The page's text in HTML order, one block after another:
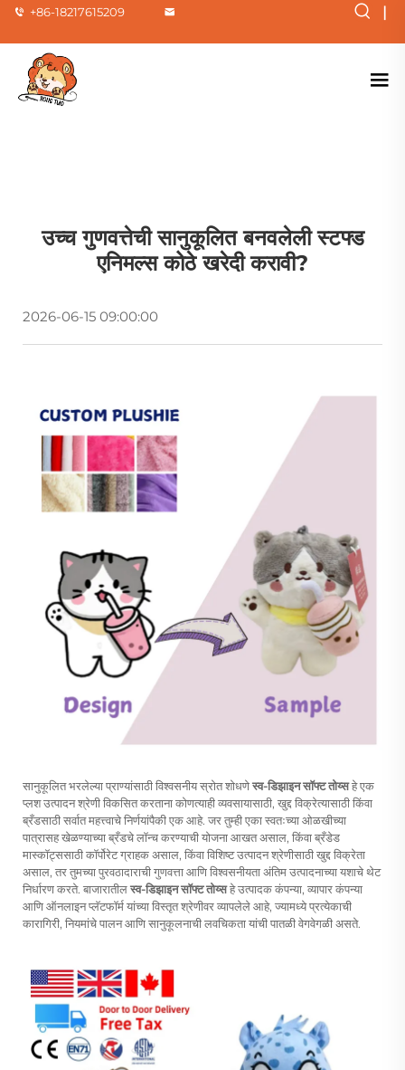
+86-18217615209 |
उच्च गुणवत्तेची सानुकूलित बनवलेली स्टफ्ड
एनिमल्स कोठे खरेदी करावी?
2026-06-15 09:00:00
सानुकूलित भरलेल्या प्राण्यांसाठी विश्वसनीय स्रोत शोधणेस्व-डिझाइन सॉफ्ट तोय्सहे एक
प्लश उत्पादन श्रेणी विकसित करताना कोणत्याही व्यवसायासाठी, खुद्द विक्रेत्यासाठी किंवा
ब्रँडसाठी सर्वात महत्त्वाचे निर्णयांपैकी एक आहे. जर तुम्ही एका स्वतःच्या ओळखीच्या
पात्रासह खेळण्याच्या ब्रँडचे लॉन्च करण्याची योजना आखत असाल, किंवा ब्रँडेड
मास्कॉट्ससाठी कॉर्पोरेट ग्राहक असाल, किंवा विशिष्ट उत्पादन श्रेणीसाठी खुद्द विक्रेता
असाल, तर तुमच्या पुरवठादाराची गुणवत्ता आणि विश्वसनीयता अंतिम उत्पादनाच्या यशाचे थेट
निर्धारण करते. बाजारातीलस्व-डिझाइन सॉफ्ट तोय्सहे उत्पादक कंपन्या, व्यापार कंपन्या
आणि ऑनलाइन प्लॅटफॉर्म यांच्या विस्तृत श्रेणीवर व्यापलेले आहे, ज्यामध्ये प्रत्येकाची
कारागिरी, नियमांचे पालन आणि सानुकूलनाची लवचिकता यांची पातळी वेगवेगळी असते.